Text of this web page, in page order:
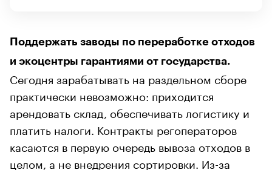
Поддержать заводы по переработке отходов
и экоцентры гарантиями от государства.
Сегодня зарабатывать на раздельном сборе
практически невозможно: приходится
арендовать склад, обеспечивать логистику и
платить налоги. Контракты регоператоров
касаются в первую очередь вывоза отходов в
целом, а не внедрения сортировки. Из-за